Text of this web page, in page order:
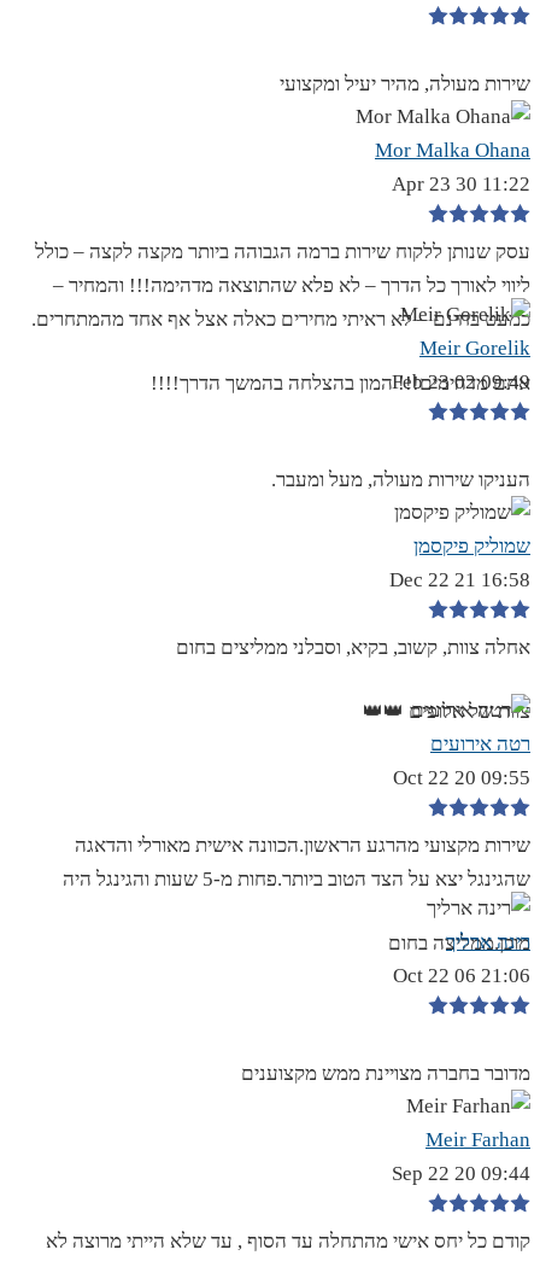
שירות מעולה, מהיר יעיל ומקצועי
Mor Malka Ohana
11:22 30 Apr 23
עסק שנותן ללקוח שירות ברמה הגבוהה ביותר מקצה לקצה – כולל
ליווי לאורך כל הדרך – לא פלא שהתוצאה מדהימה!!! והמחיר –
כמעט בחינם – לא ראיתי מחירים כאלה אצל אף אחד מהמתחרים.
אתם מדהימים!!! המון בהצלחה בהמשך הדרך!!!!
Meir Gorelik
09:49 02 Feb 23
העניקו שירות מעולה, מעל ומעבר.
שמוליק פיקסמן
16:58 21 Dec 22
אחלה צוות, קשוב, בקיא, וסבלני ממליצים בחום
צוות של אלופים 👑👑
רטה אירועים
09:55 20 Oct 22
שירות מקצועי מהרגע הראשון.הכוונה אישית מאורלי והדאגה
שהגינגל יצא על הצד הטוב ביותר.פחות מ-5 שעות והגינגל היה
מוכן.ממליצה בחום
רינה ארליך
21:06 06 Oct 22
מדובר בחברה מצויינת ממש מקצוענים
Meir Farhan
09:44 20 Sep 22
קודם כל יחס אישי מהתחלה עד הסוף , עד שלא הייתי מרוצה לא